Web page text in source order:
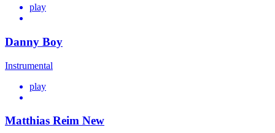
play
Danny Boy
Instrumental
play
Matthias Reim New